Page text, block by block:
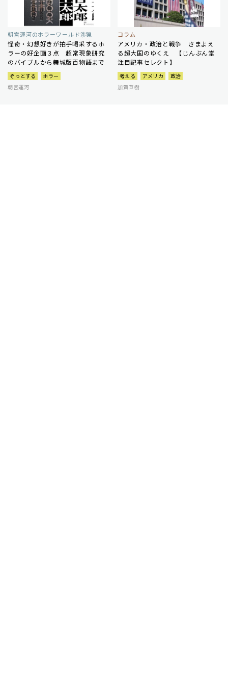
朝宮運河のホラーワールド渉猟
怪奇・幻想好きが拍手喝采するホ
ラーの好企画３点 超常現象研究
のバイブルから舞城版百物語まで
ぞっとする
ホラー
朝宮運河
コラム
アメリカ・政治と戦争 さまよえ
る超大国のゆくえ 【じんぶん堂
注目記事セレクト】
考える アメリカ
政治
加賀直樹